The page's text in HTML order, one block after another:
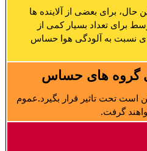
برای بعضی از آلاینده ها
برای تعداد بسیار کمی از
نسبت به آلودگی هوا حساس
گروه های حساس
تحت تاثیر قرار بگیرد.عموم
گرفت.